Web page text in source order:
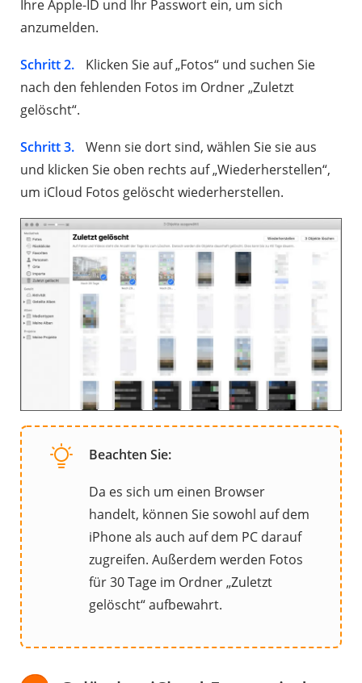
Ihre Apple-ID und Ihr Passwort ein, um sich
anzumelden.
Schritt 2.
Klicken Sie auf „Fotos“ und suchen Sie
nach den fehlenden Fotos im Ordner „Zuletzt
gelöscht“.
Schritt 3.
Wenn sie dort sind, wählen Sie sie aus
und klicken Sie oben rechts auf „Wiederherstellen“,
um iCloud Fotos gelöscht wiederherstellen.
Beachten Sie:
Da es sich um einen Browser
handelt, können Sie sowohl auf dem
iPhone als auch auf dem PC darauf
zugreifen. Außerdem werden Fotos
für 30 Tage im Ordner „Zuletzt
gelöscht“ aufbewahrt.